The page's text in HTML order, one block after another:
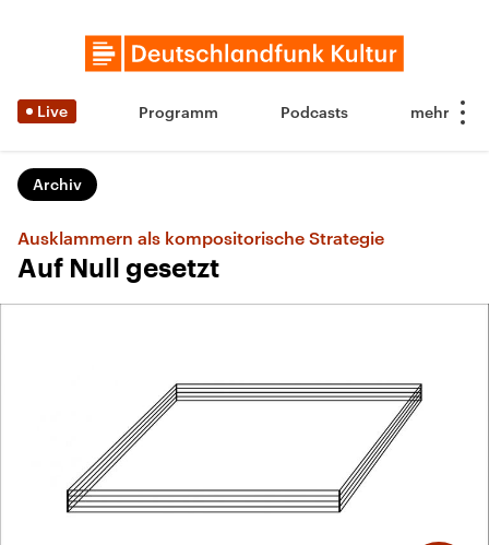
Live Programm Podcasts
Archiv
Ausklammern als kompositorische Strategie
Auf Null gesetzt